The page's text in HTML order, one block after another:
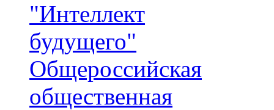
"Интеллект
будущего"
Общероссийская
общественная